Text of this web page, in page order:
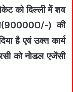
को दिल्ली में शव
) की
है एवं उक्त कार्य
को नोडल एजेंसी